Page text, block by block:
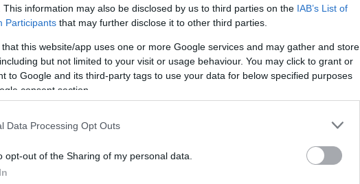
This information may also be disclosed by us to third parties on the IAB’s List of
Participants that may further disclose it to other third parties.
that this website/app uses one or more Google services and may gather and store
but not limited to your visit or usage behaviour. You may click to grant or
to Google and its third-party tags to use your data for below specified purposes
consent section.
Data Processing Opt Outs
opt-out of the Sharing of my personal data.
το μικρό καταρράκτη σε ένα ίσωμα, το παιδί έπεσε στο ποτάμι από
δέντρο. Όταν έφτασα το παιδί ήταν ζωντανό αλλά σε άσχημη
του με κάποιον άλλο» περιέγραψε ο μάρτυρας μιλώντας
επικίνδυνο. «Δεν είναι μόνο εκεί που περπατάς ο κίνδυνος,
βράχοι» δήλωσε.